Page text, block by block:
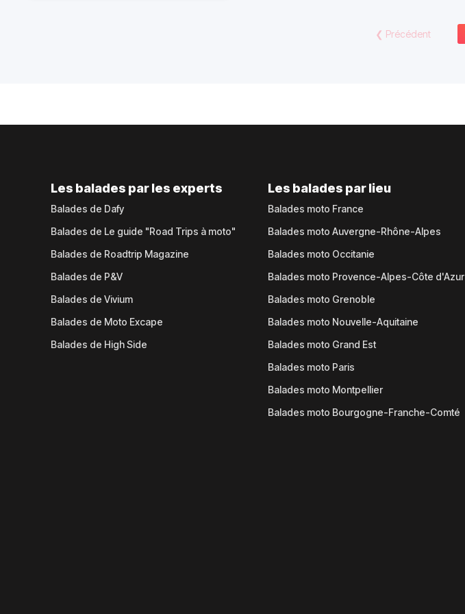
❮ Précédent
Les balades par les experts
Balades de Dafy
Balades de Le guide "Road Trips à moto"
Balades de Roadtrip Magazine
Balades de P&V
Balades de Vivium
Balades de Moto Excape
Balades de High Side
Les balades par lieu
Balades moto France
Balades moto Auvergne-Rhône-Alpes
Balades moto Occitanie
Balades moto Provence-Alpes-Côte d'Azur
Balades moto Grenoble
Balades moto Nouvelle-Aquitaine
Balades moto Grand Est
Balades moto Paris
Balades moto Montpellier
Balades moto Bourgogne-Franche-Comté